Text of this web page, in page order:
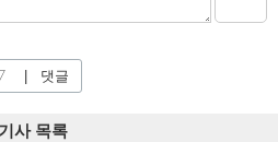
댓글
기사 목록